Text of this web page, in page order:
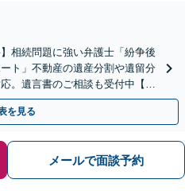
相続問題に強い弁護士「紛争後
ト」不動産の遺産分割や遺留分
。遺言書のご相談も受付中【夜
全個室】
を見る
メールで面談予約